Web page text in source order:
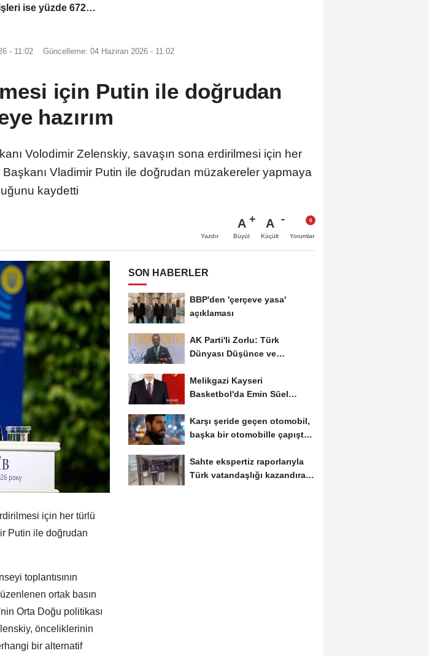
ise yüzde 672
- 11:02 Güncelleme: 04 Haziran 2026 - 11:02
için Putin ile doğrudan
hazırım
Volodimir Zelenskiy, savaşın sona erdirilmesi için her
Vladimir Putin ile doğrudan müzakereler yapmaya
kaydetti
Yazdır
A
Büyüt
A
Küçült Yorumlar
için her türlü
Putin ile doğrudan
toplantısının
ortak basın
Orta Doğu politikası
önceliklerinin
bir alternatif
SON HABERLER
BBP'den 'çerçeve yasa'
açıklaması
AK Parti'li Zorlu: Türk
Dünyası Düşünce ve
Melikgazi Kayseri
Basketbol'da Emin Süel
Karşı şeride geçen otomobil,
başka bir otomobille çapıştı:
Sahte ekspertiz raporlarıyla
Türk vatandaşlığı kazandıran